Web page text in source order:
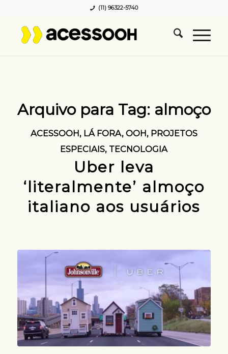
(11) 96322-5740
Arquivo para Tag: almoço
ACESSOOH, LÁ FORA, OOH, PROJETOS
ESPECIAIS, TECNOLOGIA
Uber leva
‘literalmente’ almoço
italiano aos usuários